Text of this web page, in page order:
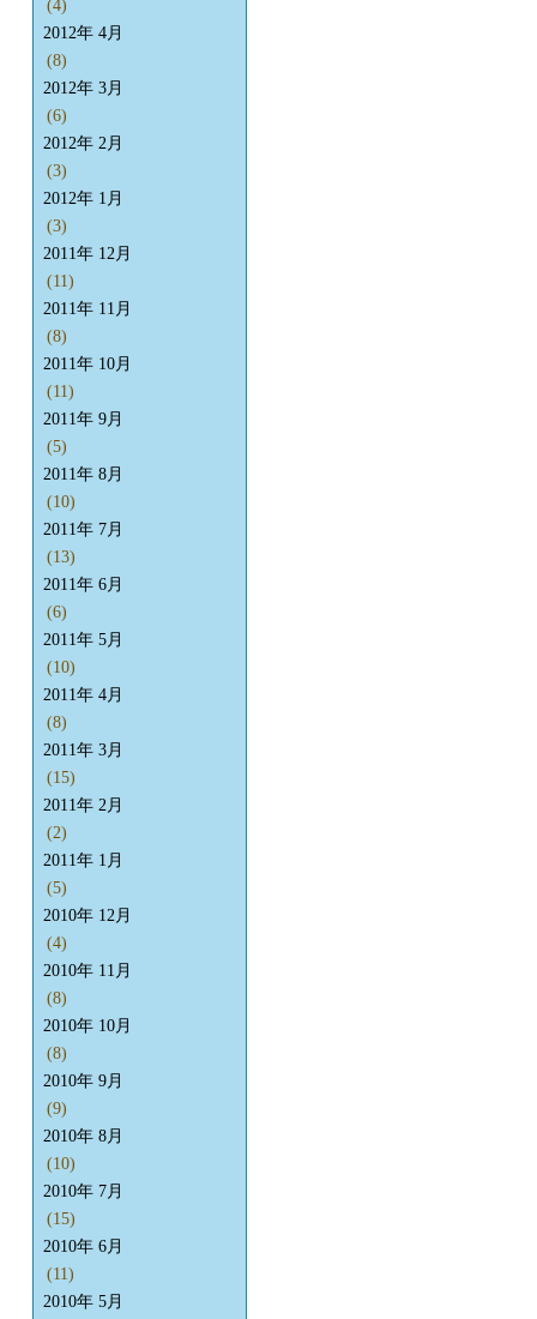
(4)
2012年 4月
(8)
2012年 3月
(6)
2012年 2月
(3)
2012年 1月
(3)
2011年 12月
(11)
2011年 11月
(8)
2011年 10月
(11)
2011年 9月
(5)
2011年 8月
(10)
2011年 7月
(13)
2011年 6月
(6)
2011年 5月
(10)
2011年 4月
(8)
2011年 3月
(15)
2011年 2月
(2)
2011年 1月
(5)
2010年 12月
(4)
2010年 11月
(8)
2010年 10月
(8)
2010年 9月
(9)
2010年 8月
(10)
2010年 7月
(15)
2010年 6月
(11)
2010年 5月